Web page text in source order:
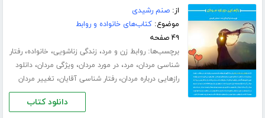
از:صنم رشیدی
موضوع:کتاب‌های خانواده و روابط
۴۹ صفحه
برچسب‌ها:روابط زن و مرد، زندگی زناشویی، خانواده،رفتار
شناسی مردان، مرد،در مورد مردان، ویژگی مردان،دانلود
رازهایی درباره مردان،رفتار شناسی آقایان، تغییر مردان
دانلود کتاب